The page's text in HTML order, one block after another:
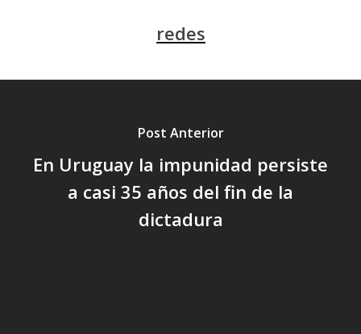
redes
Post Anterior
En Uruguay la impunidad persiste
a casi 35 años del fin de la
dictadura